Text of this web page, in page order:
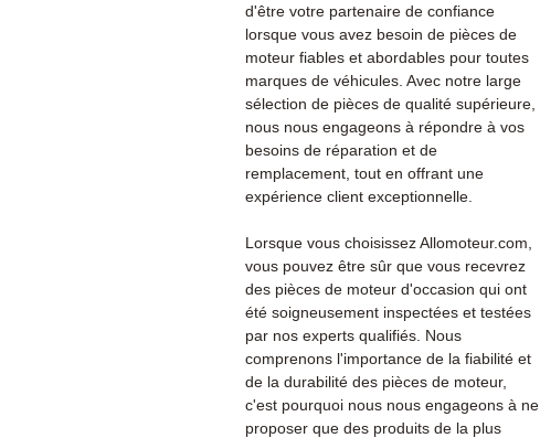
d'être votre partenaire de confiance
lorsque vous avez besoin de pièces de
moteur fiables et abordables pour toutes
marques de véhicules. Avec notre large
sélection de pièces de qualité supérieure,
nous nous engageons à répondre à vos
besoins de réparation et de
remplacement, tout en offrant une
expérience client exceptionnelle.
Lorsque vous choisissez Allomoteur.com,
vous pouvez être sûr que vous recevrez
des pièces de moteur d'occasion qui ont
été soigneusement inspectées et testées
par nos experts qualifiés. Nous
comprenons l'importance de la fiabilité et
de la durabilité des pièces de moteur,
c'est pourquoi nous nous engageons à ne
proposer que des produits de la plus